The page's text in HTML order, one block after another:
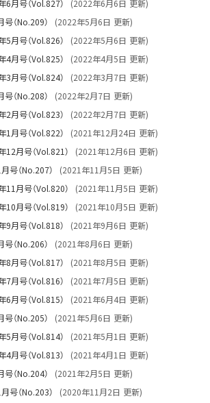
月号（Vol.827） (2022年6月6日 更新)
（No.209）
(2022年5月6日 更新)
月号（Vol.826）
(2022年5月6日 更新)
月号（Vol.825）
(2022年4月5日 更新)
月号（Vol.824）
(2022年3月7日 更新)
（No.208）
(2022年2月7日 更新)
月号（Vol.823）
(2022年2月7日 更新)
月号（Vol.822）
(2021年12月24日 更新)
月号（Vol.821）
(2021年12月6日 更新)
号（No.207）
(2021年11月5日 更新)
月号（Vol.820）
(2021年11月5日 更新)
月号（Vol.819）
(2021年10月5日 更新)
月号（Vol.818）
(2021年9月6日 更新)
（No.206）
(2021年8月6日 更新)
月号（Vol.817）
(2021年8月5日 更新)
月号（Vol.816）
(2021年7月5日 更新)
月号（Vol.815）
(2021年6月4日 更新)
（No.205）
(2021年5月6日 更新)
月号（Vol.814）
(2021年5月1日 更新)
月号（Vol.813）
(2021年4月1日 更新)
（No.204）
(2021年2月5日 更新)
号（No.203）
(2020年11月2日 更新)